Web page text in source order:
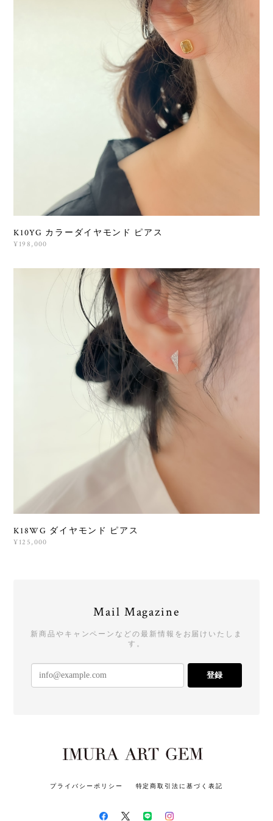
K10YG カラーダイヤモンド ピアス
¥198,000
K18WG ダイヤモンド ピアス
¥125,000
Mail Magazine
新商品やキャンペーンなどの最新情報をお届けいたしま
す。
登録
プライバシーポリシー 特定商取引法に基づく表記